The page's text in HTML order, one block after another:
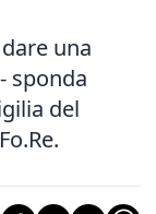
una
sponda
del